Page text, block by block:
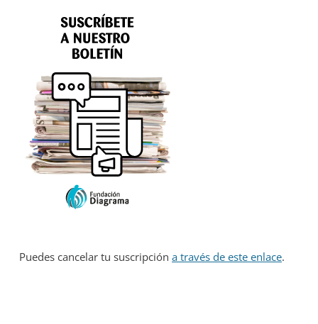
Puedes cancelar tu suscripción a través de este enlace.